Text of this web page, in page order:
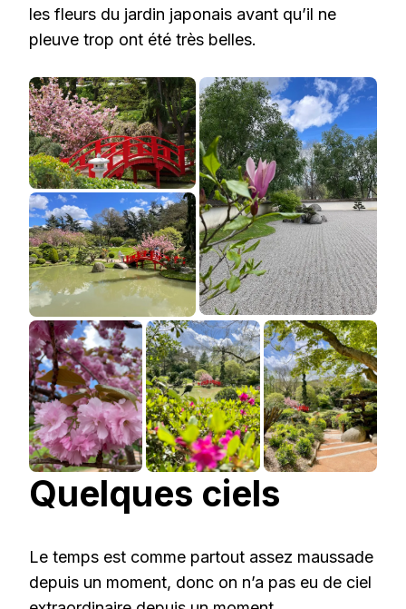
les fleurs du jardin japonais avant qu’il ne
pleuve trop ont été très belles.
Quelques ciels
Le temps est comme partout assez maussade
depuis un moment, donc on n’a pas eu de ciel